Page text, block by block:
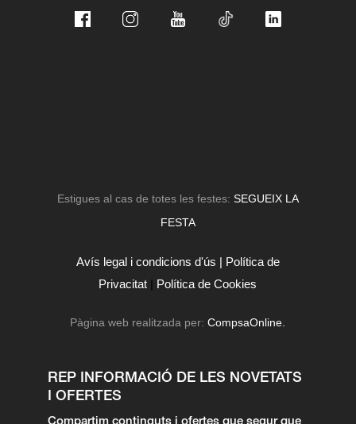
Estigues al cas de totes les festes: SEGUEIX LA
FESTA
Avís legal i condicions d'ús | Política de
Privacitat | Política de Cookies
Pàgina web realitzada per:CompsaOnline.
REP INFORMACIÓ DE LES NOVETATS
I OFERTES
Compartim continguts i ofertes que segur que